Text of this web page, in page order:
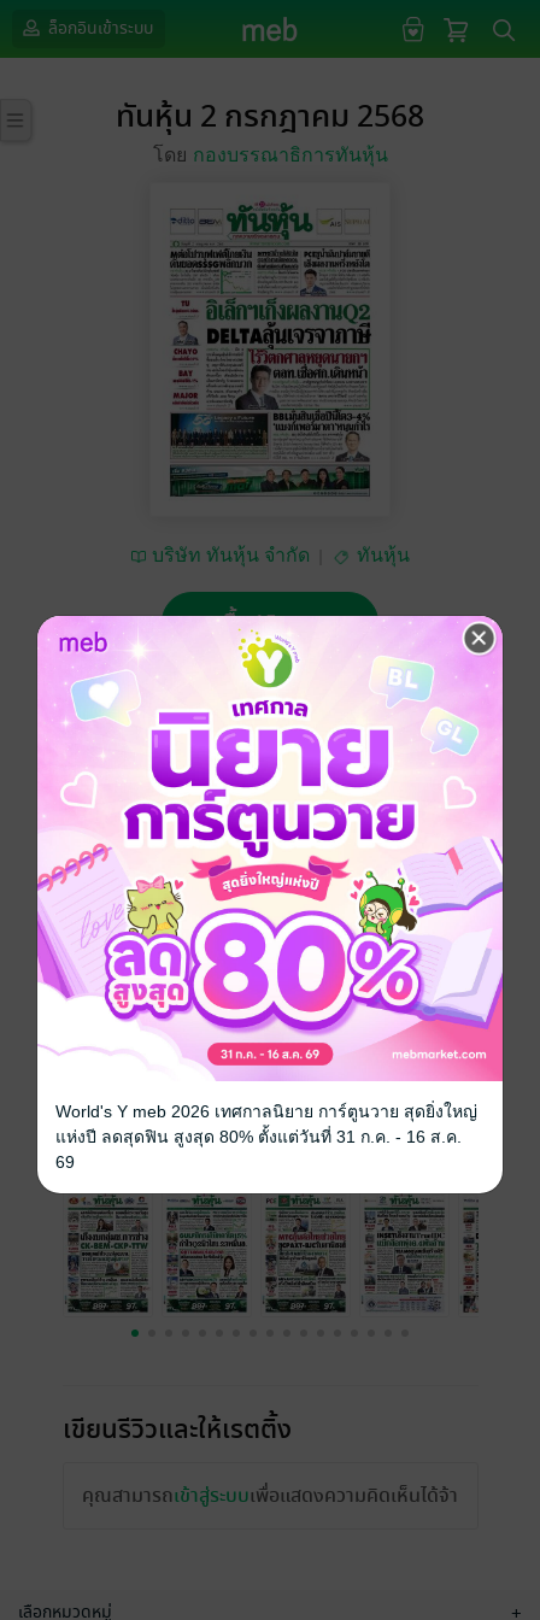
ล็อกอินเข้าระบบ
ทันหุ้น 2 กรกฎาคม 2568
โดย กองบรรณาธิการทันหุ้น
บริษัท ทันหุ้น จำกัด ทันหุ้น
ซื้อ 15 บาท
No Rating
อยากได้ ซื้อเป็นของขวัญ ติดตาม
ทันหุ้น 2 กรกฎาคม 2568
ประเภทไฟล์
วันที่วางขาย 01 กรกฎาคม 2568
ความยาว
ฉบับย้อนหลัง
เขียนรีวิวและให้เรตติ้ง
คุณสามารถเข้าสู่ระบบเพื่อแสดงความคิดเห็นได้จ้า
เลือกหมวดหมู่ +
World's Y meb 2026 เทศกาลนิยาย การ์ตูนวาย สุดยิ่งใหญ่
แห่งปี ลดสุดฟิน สูงสุด 80% ตั้งแต่วันที่ 31 ก.ค. - 16 ส.ค.
69